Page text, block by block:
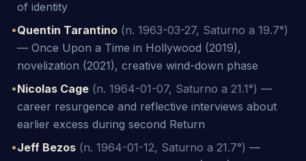
of identity
•Quentin Tarantino (n. 1963-03-27, Saturno a 19.7°)
— Once Upon a Time in Hollywood (2019),
novelization (2021), creative wind-down phase
•Nicolas Cage (n. 1964-01-07, Saturno a 21.1°) —
career resurgence and reflective interviews about
earlier excess during second Return
•Jeff Bezos (n. 1964-01-12, Saturno a 21.7°) —